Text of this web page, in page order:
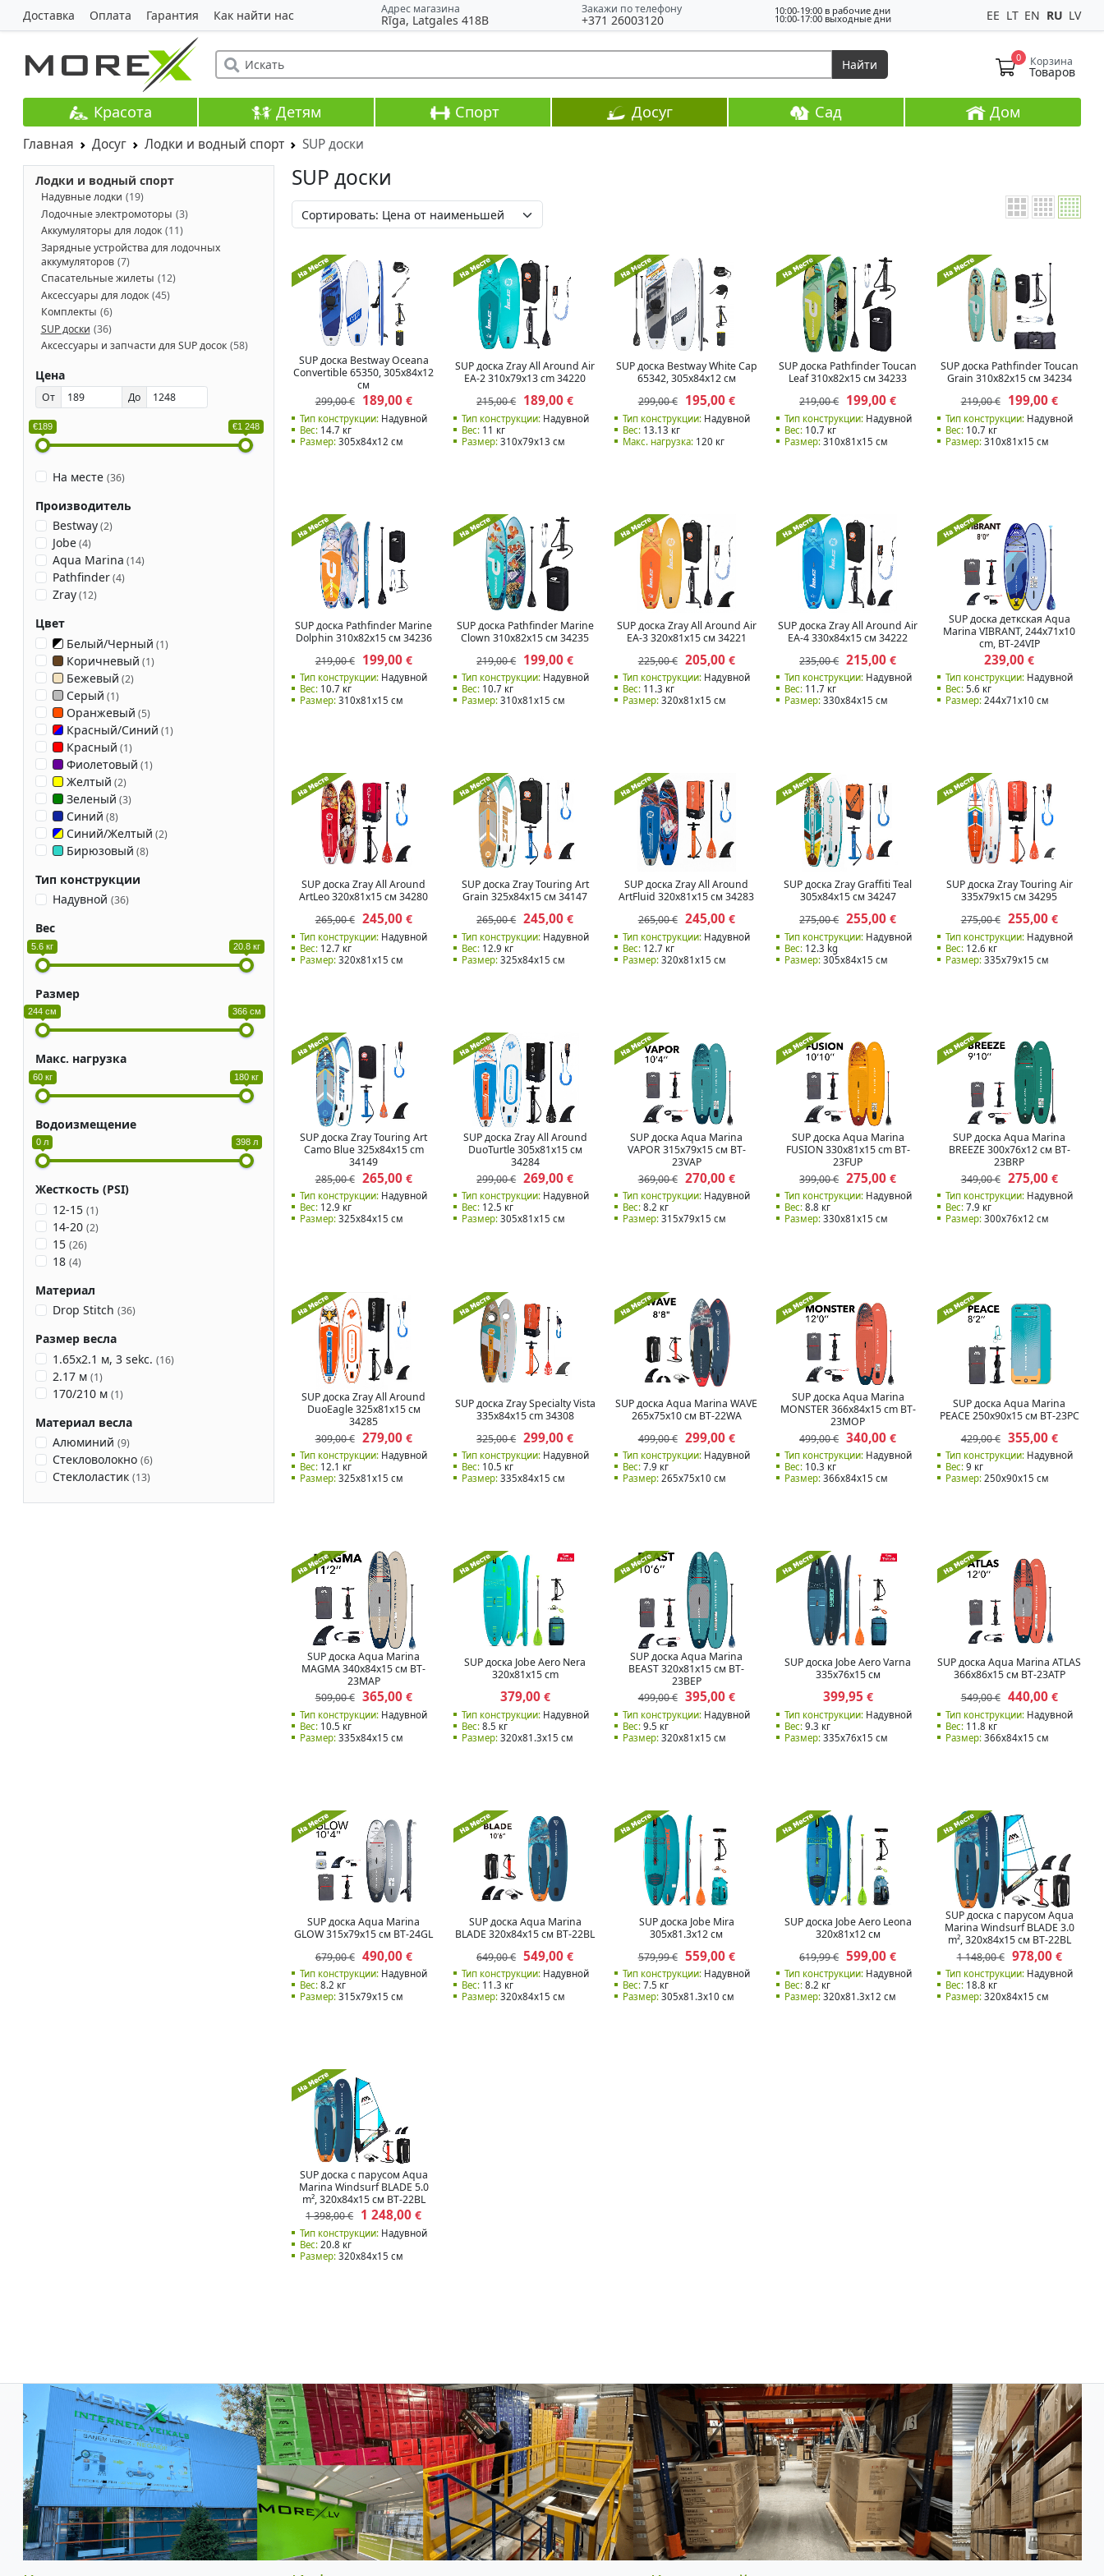
Доставка Оплата Гарантия Как найти нас Адрес магазина
Rīga, Latgales 418B
Закажи по телефону
+371 26003120
10:00-19:00 в рабочие дни
10:00-17:00 выходные дни EE LT EN RU LV
0 Корзина
Товаров
Найти
Красота Детям Спорт Досуг Сад Дом
Главная Досуг Лодки и водный спорт SUP доски
Лодки и водный спорт
Надувные лодки (19)
Лодочные электромоторы (3)
Аккумуляторы для лодок (11)
Зарядные устройства для лодочных
аккумуляторов (7)
Спасательные жилеты (12)
Аксессуары для лодок (45)
Комплекты (6)
SUP доски (36)
Аксессуары и запчасти для SUP досок (58)
Цена
От До
€189 €1 248
На месте (36)
Производитель
Bestway (2)
Jobe (4)
Aqua Marina (14)
Pathfinder (4)
Zray (12)
Цвет
Белый/Черный (1)
Коричневый (1)
Бежевый (2)
Серый (1)
Оранжевый (5)
Красный/Синий (1)
Красный (1)
Фиолетовый (1)
Желтый (2)
Зеленый (3)
Синий (8)
Синий/Желтый (2)
Бирюзовый (8)
Тип конструкции
Надувной (36)
Вес
5.6 кг 20.8 кг
Размер
244 см 366 см
Макс. нагрузка
60 кг 180 кг
Водоизмещение
0 л 398 л
Жесткость (PSI)
12-15 (1)
14-20 (2)
15 (26)
18 (4)
Материал
Drop Stitch (36)
Размер весла
1.65х2.1 м, 3 sekc. (16)
2.17 м (1)
170/210 м (1)
Материал весла
Алюминий (9)
Стекловолокно (6)
Стеклоластик (13)
SUP доски
SUP доска Bestway Oceana
Convertible 65350, 305x84x12
см
299,00 €
189,00€
Тип конструкции: Надувной
Вес: 14.7 кг
Размер: 305x84x12 см
SUP доска Zray All Around Air
EA-2 310x79x13 cm 34220
215,00 € 189,00 €
Тип конструкции:Надувной
Вес:11 кг
Размер:310x79x13 см
SUP доска Bestway White Cap
65342, 305x84x12 см
299,00 €
195,00€
Тип конструкции: Надувной
Вес: 13.13 кг
Макс. нагрузка: 120 кг
SUP доска Pathfinder Toucan
Leaf 310x82x15 см 34233
219,00 € 199,00 €
Тип конструкции:Надувной
Вес:10.7 кг
Размер:310x81x15 см
SUP доска Pathfinder Toucan
Grain 310x82x15 см 34234
219,00 €
199,00€
Тип конструкции: Надувной
Вес: 10.7 кг
Размер: 310x81x15 см
SUP доска Pathfinder Marine
Dolphin 310x82x15 см 34236
219,00 €
199,00€
Тип конструкции: Надувной
Вес: 10.7 кг
Размер: 310x81x15 см
SUP доска Pathfinder Marine
Clown 310x82x15 см 34235
219,00 € 199,00 €
Тип конструкции:Надувной
Вес:10.7 кг
Размер:310x81x15 см
SUP доска Zray All Around Air
EA-3 320x81x15 см 34221
225,00 € 205,00€
Тип конструкции: Надувной
Вес: 11.3 кг
Размер: 320x81x15 см
SUP доска Zray All Around Air
EA-4 330x84x15 см 34222
235,00 € 215,00 €
Тип конструкции:Надувной
Вес:11.7 кг
Размер:330x84x15 см
SUP доска деткская Aqua
Marina VIBRANT, 244x71x10
cm, BT-24VIP
239,00 €
Тип конструкции: Надувной
Вес: 5.6 кг
Размер: 244x71x10 см
SUP доска Zray All Around
ArtLeo 320x81x15 см 34280
265,00 € 245,00€
Тип конструкции: Надувной
Вес: 12.7 кг
Размер: 320x81x15 см
SUP доска Zray Touring Art
Grain 325x84x15 см 34147
265,00 € 245,00 €
Тип конструкции:Надувной
Вес:12.9 кг
Размер:325x84x15 см
SUP доска Zray All Around
ArtFluid 320x81x15 см 34283
265,00 € 245,00€
Тип конструкции: Надувной
Вес: 12.7 кг
Размер: 320x81x15 см
SUP доска Zray Graffiti Teal
305x84x15 см 34247
275,00 € 255,00 €
Тип конструкции:Надувной
Вес:12.3 kg
Размер:305x84x15 см
SUP доска Zray Touring Air
335x79x15 см 34295
275,00 € 255,00€
Тип конструкции: Надувной
Вес: 12.6 кг
Размер: 335x79x15 см
SUP доска Zray Touring Art
Camo Blue 325x84x15 cm
34149
285,00 € 265,00€
Тип конструкции: Надувной
Вес: 12.9 кг
Размер: 325x84x15 см
SUP доска Zray All Around
DuoTurtle 305x81x15 см
34284
299,00 € 269,00 €
Тип конструкции:Надувной
Вес:12.5 кг
Размер:305x81x15 см
SUP доска Aqua Marina
VAPOR 315x79x15 см BT-
23VAP
369,00 € 270,00€
Тип конструкции: Надувной
Вес: 8.2 кг
Размер: 315x79x15 см
SUP доска Aqua Marina
FUSION 330x81x15 cm BT-
23FUP
399,00 € 275,00 €
Тип конструкции:Надувной
Вес:8.8 кг
Размер:330x81x15 см
SUP доска Aqua Marina
BREEZE 300x76x12 см BT-
23BRP
349,00 € 275,00€
Тип конструкции: Надувной
Вес: 7.9 кг
Размер: 300x76x12 см
SUP доска Zray All Around
DuoEagle 325x81x15 см
34285
309,00 € 279,00€
Тип конструкции: Надувной
Вес: 12.1 кг
Размер: 325x81x15 см
SUP доска Zray Specialty Vista
335x84x15 cm 34308
325,00 € 299,00 €
Тип конструкции:Надувной
Вес:10.5 кг
Размер:335x84x15 см
SUP доска Aqua Marina WAVE
265x75x10 см BT-22WA
499,00 € 299,00€
Тип конструкции: Надувной
Вес: 7.9 кг
Размер: 265x75x10 см
SUP доска Aqua Marina
MONSTER 366x84x15 cm BT-
23MOP
499,00 € 340,00 €
Тип конструкции:Надувной
Вес:10.3 кг
Размер:366x84x15 см
SUP доска Aqua Marina
PEACE 250x90x15 см BT-23PC
429,00 € 355,00€
Тип конструкции: Надувной
Вес: 9 кг
Размер: 250х90х15 см
SUP доска Aqua Marina
MAGMA 340x84x15 см BT-
23MAP
509,00 € 365,00€
Тип конструкции: Надувной
Вес: 10.5 кг
Размер: 335x84x15 см
SUP доска Jobe Aero Nera
320x81x15 cm
379,00€
Тип конструкции:Надувной
Вес:8.5 кг
Размер:320x81.3x15 см
SUP доска Aqua Marina
BEAST 320x81x15 см BT-
23BEP
499,00 € 395,00€
Тип конструкции: Надувной
Вес: 9.5 кг
Размер: 320x81x15 см
SUP доска Jobe Aero Varna
335x76x15 см
399,95 €
Тип конструкции:Надувной
Вес:9.3 кг
Размер:335x76x15 см
SUP доска Aqua Marina ATLAS
366x86x15 см BT-23ATP
549,00 € 440,00€
Тип конструкции: Надувной
Вес: 11.8 кг
Размер: 366x84x15 см
SUP доска Aqua Marina
GLOW 315x79x15 см BT-24GL
679,00 € 490,00€
Тип конструкции: Надувной
Вес: 8.2 кг
Размер: 315x79x15 см
SUP доска Aqua Marina
BLADE 320x84x15 см BT-22BL
649,00 € 549,00 €
Тип конструкции:Надувной
Вес:11.3 кг
Размер:320x84x15 см
SUP доска Jobe Mira
305x81.3x12 см
579,99 € 559,00€
Тип конструкции: Надувной
Вес: 7.5 кг
Размер: 305x81.3x10 см
SUP доска Jobe Aero Leona
320x81x12 см
619,99 € 599,00 €
Тип конструкции:Надувной
Вес:8.2 кг
Размер:320x81.3x12 см
SUP доска с парусом Aqua
Marina Windsurf BLADE 3.0
m², 320x84x15 см BT-22BL
1 148,00 € 978,00€
Тип конструкции: Надувной
Вес: 18.8 кг
Размер: 320x84x15 см
SUP доска с парусом Aqua
Marina Windsurf BLADE 5.0
m², 320x84x15 см BT-22BL
1 398,00 € 1 248,00 €
Тип конструкции: Надувной
Вес: 20.8 кг
Размер: 320x84x15 см